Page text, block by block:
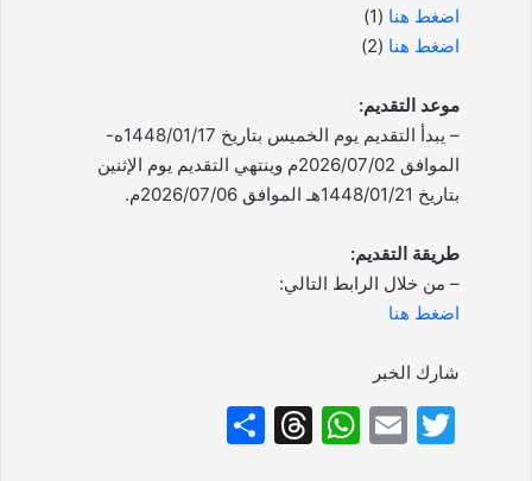
اضغط هنا (1)
اضغط هنا (2)
موعد التقديم:
– يبدأ التقديم يوم الخميس بتاريخ 1448/01/17ه-
الموافق 2026/07/02م وينتهي التقديم يوم الإثنين
بتاريخ 1448/01/21هـ الموافق 2026/07/06م.
طريقة التقديم:
– من خلال الرابط التالي:
اضغط هنا
شارك الخبر
T
E
W
T